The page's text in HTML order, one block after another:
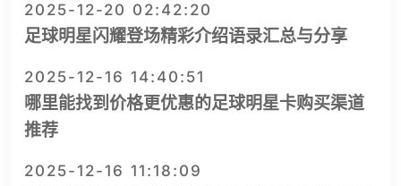
2025-12-20 02:42:20
足球明星闪耀登场精彩介绍语录汇总与分享
2025-12-16 14:40:51
哪里能找到价格更优惠的足球明星卡购买渠道
推荐
2025-12-16 11:18:09